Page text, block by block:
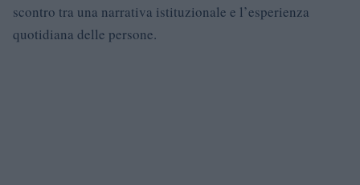
scontro tra una narrativa istituzionale e l’esperienza
quotidiana delle persone.